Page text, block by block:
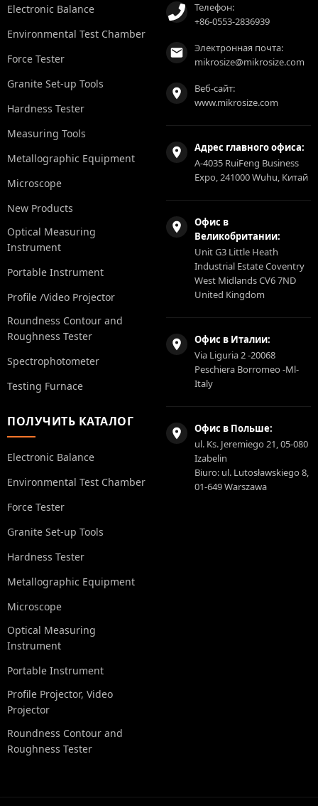
Electronic Balance
Environmental Test Chamber
Force Tester
Granite Set-up Tools
Hardness Tester
Measuring Tools
Metallographic Equipment
Microscope
New Products
Optical Measuring
Instrument
Portable Instrument
Profile /Video Projector
Roundness Contour and
Roughness Tester
Spectrophotometer
Testing Furnace
ПОЛУЧИТЬ КАТАЛОГ
Electronic Balance
Environmental Test Chamber
Force Tester
Granite Set-up Tools
Hardness Tester
Metallographic Equipment
Microscope
Optical Measuring
Instrument
Portable Instrument
Profile Projector, Video
Projector
Roundness Contour and
Roughness Tester
Телефон:
+86-0553-2836939
Электронная почта:
mikrosize@mikrosize.com
Веб-сайт:
www.mikrosize.com
Адрес главного офиса:
A-4035 RuiFeng Business
Expo, 241000 Wuhu, Китай
Офис в
Великобритании:
Unit G3 Little Heath
Industrial Estate Coventry
West Midlands CV6 7ND
United Kingdom
Офис в Италии:
Via Liguria 2 -20068
Peschiera Borromeo -Ml-
Italy
Офис в Польше:
ul. Ks. Jeremiego 21, 05-080
Izabelin
Biuro: ul. Lutosławskiego 8,
01-649 Warszawa